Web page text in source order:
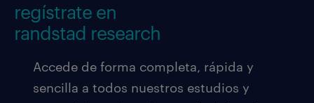
regístrate en
randstad research
Accede de forma completa, rápida y
sencilla a todos nuestros estudios y